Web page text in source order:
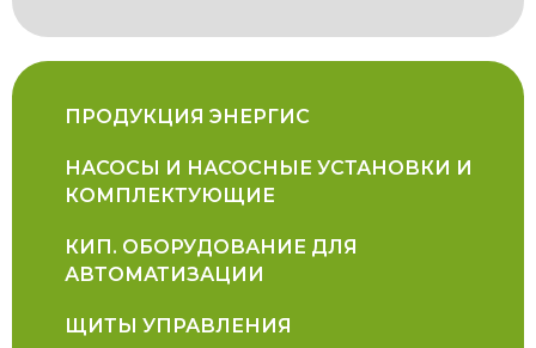
ПРОДУКЦИЯ ЭНЕРГИС
НАСОСЫ И НАСОСНЫЕ УСТАНОВКИ И
КОМПЛЕКТУЮЩИЕ
КИП. ОБОРУДОВАНИЕ ДЛЯ
АВТОМАТИЗАЦИИ
ЩИТЫ УПРАВЛЕНИЯ